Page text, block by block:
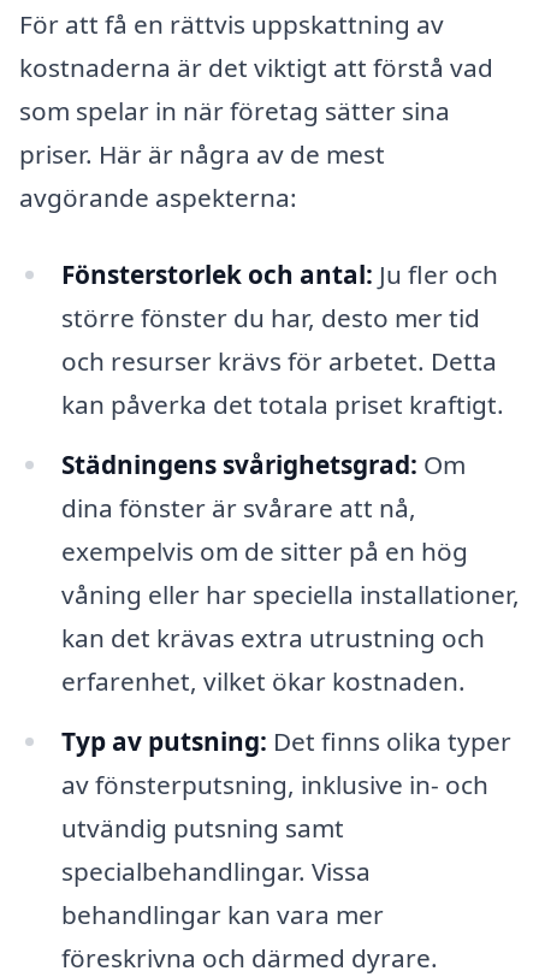
För att få en rättvis uppskattning av
kostnaderna är det viktigt att förstå vad
som spelar in när företag sätter sina
priser. Här är några av de mest
avgörande aspekterna:
Fönsterstorlek och antal: Ju fler och
större fönster du har, desto mer tid
och resurser krävs för arbetet. Detta
kan påverka det totala priset kraftigt.
Städningens svårighetsgrad: Om
dina fönster är svårare att nå,
exempelvis om de sitter på en hög
våning eller har speciella installationer,
kan det krävas extra utrustning och
erfarenhet, vilket ökar kostnaden.
Typ av putsning: Det finns olika typer
av fönsterputsning, inklusive in- och
utvändig putsning samt
specialbehandlingar. Vissa
behandlingar kan vara mer
föreskrivna och därmed dyrare.